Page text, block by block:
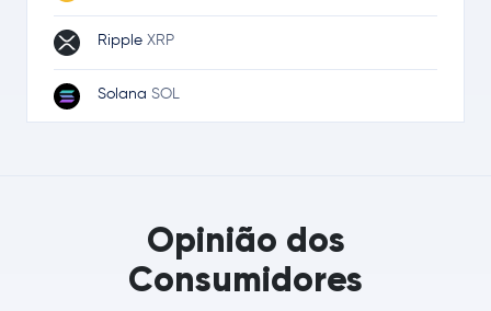
Ripple XRP
Solana SOL
Cardano ADA
Opinião dos
Consumidores